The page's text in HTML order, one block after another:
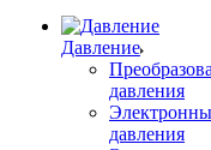
Давление
давления
давления